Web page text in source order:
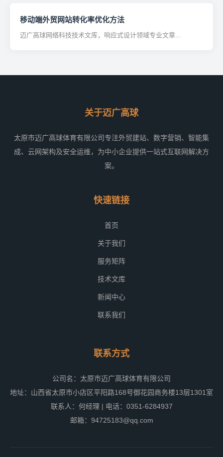
移动端外贸网站转化率优化方法
迈广高球网络科技技术文库，响应式设计领域专业文章...
关于迈广高球
太原市迈广高球体育有限公司专注外贸建站、数字营销、智能集
成、云网架构及安全运维，为中小企业提供一站式互联网解决方
案。
快速链接
首页
关于我们
服务矩阵
技术文库
新闻中心
联系我们
联系方式
公司名：太原市迈广高球体育有限公司
地址：山西省太原市小店区平阳路168号御花园商务楼13层1301室
联系人：何经理 | 电话：0351-6284937
邮箱：94725183@qq.com